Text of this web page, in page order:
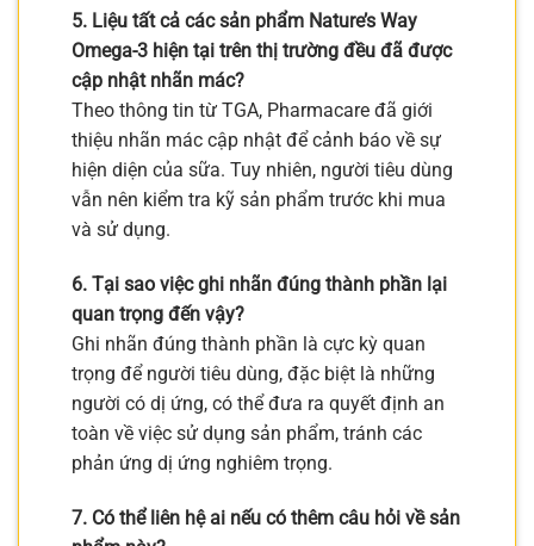
5. Liệu tất cả các sản phẩm Nature’s Way
Omega-3 hiện tại trên thị trường đều đã được
cập nhật nhãn mác?
Theo thông tin từ TGA, Pharmacare đã giới
thiệu nhãn mác cập nhật để cảnh báo về sự
hiện diện của sữa. Tuy nhiên, người tiêu dùng
vẫn nên kiểm tra kỹ sản phẩm trước khi mua
và sử dụng.
6. Tại sao việc ghi nhãn đúng thành phần lại
quan trọng đến vậy?
Ghi nhãn đúng thành phần là cực kỳ quan
trọng để người tiêu dùng, đặc biệt là những
người có dị ứng, có thể đưa ra quyết định an
toàn về việc sử dụng sản phẩm, tránh các
phản ứng dị ứng nghiêm trọng.
7. Có thể liên hệ ai nếu có thêm câu hỏi về sản